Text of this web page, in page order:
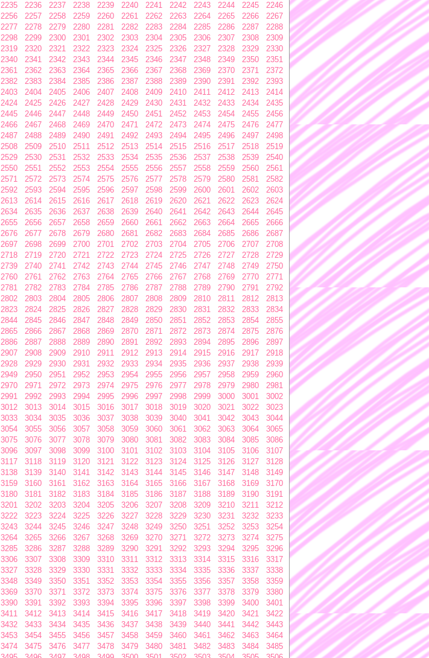
2235 2236 2237 2238 2239 2240 2241 2242 2243 2244 2245
2246
2256 2257 2258 2259 2260 2261 2262 2263 2264 2265 2266
2267
2277 2278 2279 2280 2281 2282 2283 2284 2285 2286 2287
2288
2298 2299 2300 2301 2302 2303 2304 2305 2306 2307 2308
2309
2319 2320 2321 2322 2323 2324 2325 2326 2327 2328 2329
2330
2340 2341 2342 2343 2344 2345 2346 2347 2348 2349 2350
2351
2361 2362 2363 2364 2365 2366 2367 2368 2369 2370 2371
2372
2382 2383 2384 2385 2386 2387 2388 2389 2390 2391 2392
2393
2403 2404 2405 2406 2407 2408 2409 2410 2411 2412 2413
2414
2424 2425 2426 2427 2428 2429 2430 2431 2432 2433 2434
2435
2445 2446 2447 2448 2449 2450 2451 2452 2453 2454 2455
2456
2466 2467 2468 2469 2470 2471 2472 2473 2474 2475 2476
2477
2487 2488 2489 2490 2491 2492 2493 2494 2495 2496 2497
2498
2508 2509 2510 2511 2512 2513 2514 2515 2516 2517 2518
2519
2529 2530 2531 2532 2533 2534 2535 2536 2537 2538 2539
2540
2550 2551 2552 2553 2554 2555 2556 2557 2558 2559 2560
2561
2571 2572 2573 2574 2575 2576 2577 2578 2579 2580 2581
2582
2592 2593 2594 2595 2596 2597 2598 2599 2600 2601 2602
2603
2613 2614 2615 2616 2617 2618 2619 2620 2621 2622 2623
2624
2634 2635 2636 2637 2638 2639 2640 2641 2642 2643 2644
2645
2655 2656 2657 2658 2659 2660 2661 2662 2663 2664 2665
2666
2676 2677 2678 2679 2680 2681 2682 2683 2684 2685 2686
2687
2697 2698 2699 2700 2701 2702 2703 2704 2705 2706 2707
2708
2718 2719 2720 2721 2722 2723 2724 2725 2726 2727 2728
2729
2739 2740 2741 2742 2743 2744 2745 2746 2747 2748 2749
2750
2760 2761 2762 2763 2764 2765 2766 2767 2768 2769 2770
2771
2781 2782 2783 2784 2785 2786 2787 2788 2789 2790 2791
2792
2802 2803 2804 2805 2806 2807 2808 2809 2810 2811 2812
2813
2823 2824 2825 2826 2827 2828 2829 2830 2831 2832 2833
2834
2844 2845 2846 2847 2848 2849 2850 2851 2852 2853 2854
2855
2865 2866 2867 2868 2869 2870 2871 2872 2873 2874 2875
2876
2886 2887 2888 2889 2890 2891 2892 2893 2894 2895 2896
2897
2907 2908 2909 2910 2911 2912 2913 2914 2915 2916 2917
2918
2928 2929 2930 2931 2932 2933 2934 2935 2936 2937 2938
2939
2949 2950 2951 2952 2953 2954 2955 2956 2957 2958 2959
2960
2970 2971 2972 2973 2974 2975 2976 2977 2978 2979 2980
2981
2991 2992 2993 2994 2995 2996 2997 2998 2999 3000 3001
3002
3012 3013 3014 3015 3016 3017 3018 3019 3020 3021 3022
3023
3033 3034 3035 3036 3037 3038 3039 3040 3041 3042 3043
3044
3054 3055 3056 3057 3058 3059 3060 3061 3062 3063 3064
3065
3075 3076 3077 3078 3079 3080 3081 3082 3083 3084 3085
3086
3096 3097 3098 3099 3100 3101 3102 3103 3104 3105 3106
3107
3117 3118 3119 3120 3121 3122 3123 3124 3125 3126 3127
3128
3138 3139 3140 3141 3142 3143 3144 3145 3146 3147 3148
3149
3159 3160 3161 3162 3163 3164 3165 3166 3167 3168 3169
3170
3180 3181 3182 3183 3184 3185 3186 3187 3188 3189 3190
3191
3201 3202 3203 3204 3205 3206 3207 3208 3209 3210 3211
3212
3222 3223 3224 3225 3226 3227 3228 3229 3230 3231 3232
3233
3243 3244 3245 3246 3247 3248 3249 3250 3251 3252 3253
3254
3264 3265 3266 3267 3268 3269 3270 3271 3272 3273 3274
3275
3285 3286 3287 3288 3289 3290 3291 3292 3293 3294 3295
3296
3306 3307 3308 3309 3310 3311 3312 3313 3314 3315 3316
3317
3327 3328 3329 3330 3331 3332 3333 3334 3335 3336 3337
3338
3348 3349 3350 3351 3352 3353 3354 3355 3356 3357 3358
3359
3369 3370 3371 3372 3373 3374 3375 3376 3377 3378 3379
3380
3390 3391 3392 3393 3394 3395 3396 3397 3398 3399 3400
3401
3411 3412 3413 3414 3415 3416 3417 3418 3419 3420 3421
3422
3432 3433 3434 3435 3436 3437 3438 3439 3440 3441 3442
3443
3453 3454 3455 3456 3457 3458 3459 3460 3461 3462 3463
3464
3474 3475 3476 3477 3478 3479 3480 3481 3482 3483 3484
3485